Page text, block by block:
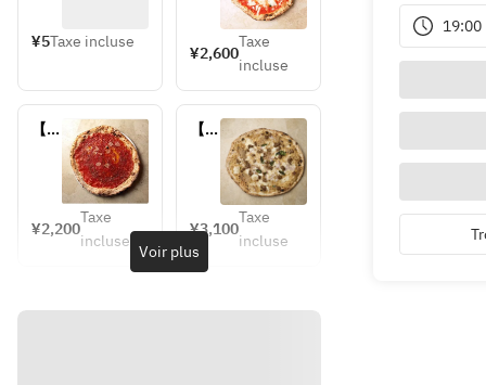
ビニ
¥5Taxe incluse
ゲリ
¥2,600
Taxe
incluse
【テ
ナー
¥2,200
Taxe
incluse
【テ
ノベ
ーゼ
¥3,100
Taxe
incluse
Voir plus
19:00